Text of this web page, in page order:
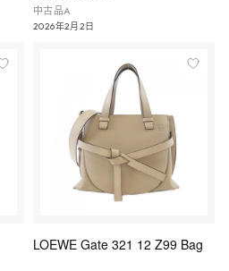
中古品A
2026年2月2日
LOEWE Gate 321 12 Z99 Bag